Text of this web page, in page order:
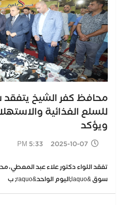
محافظ كفر الشيخ يتفقد
للسلع الغذائية
ويؤكد
2025-10-07 5:33 PM
تفقد اللواء دكتور علاء عبد المعطي،
سوق &laquo;اليوم الواحد&raquo; ب